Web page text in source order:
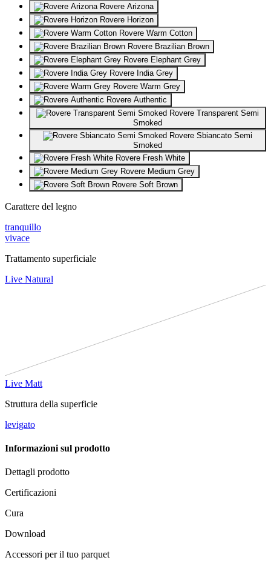
Rovere Arizona
Rovere Horizon
Rovere Warm Cotton
Rovere Brazilian Brown
Rovere Elephant Grey
Rovere India Grey
Rovere Warm Grey
Rovere Authentic
Rovere Transparent Semi
Smoked
Rovere Sbiancato Semi
Smoked
Rovere Fresh White
Rovere Medium Grey
Rovere Soft Brown
Carattere del legno
tranquillo
vivace
Trattamento superficiale
Live Natural
Live Matt
Struttura della superficie
levigato
Informazioni sul prodotto
Dettagli prodotto
Certificazioni
Cura
Download
Accessori per il tuo parquet